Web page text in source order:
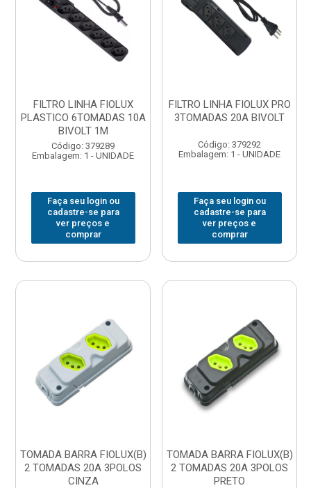
FILTRO LINHA FIOLUX
PLASTICO 6TOMADAS 10A
BIVOLT 1M
Código: 379289
Embalagem: 1 - UNIDADE
Faça seu login ou
cadastre-se para
ver preços e
comprar
FILTRO LINHA FIOLUX PRO
3TOMADAS 20A BIVOLT
Código: 379292
Embalagem: 1 - UNIDADE
Faça seu login ou
cadastre-se para
ver preços e
comprar
TOMADA BARRA FIOLUX(B)
2 TOMADAS 20A 3POLOS
CINZA
TOMADA BARRA FIOLUX(B)
2 TOMADAS 20A 3POLOS
PRETO